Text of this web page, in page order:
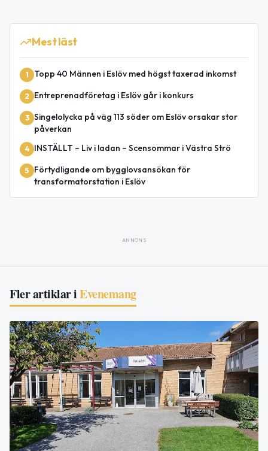
Mest läst
1 Topp 40 Männen i Eslöv med högst taxerad inkomst
2 Entreprenadföretag i Eslöv går i konkurs
3 Singelolycka på väg 113 söder om Eslöv orsakar stor
påverkan
4 INSTÄLLT – Liv i ladan – Scensommar i Västra Strö
5
Förtydligande om bygglovsansökan för
transformatorstation i Eslöv
ANNONS
Fler artiklar iEvenemang